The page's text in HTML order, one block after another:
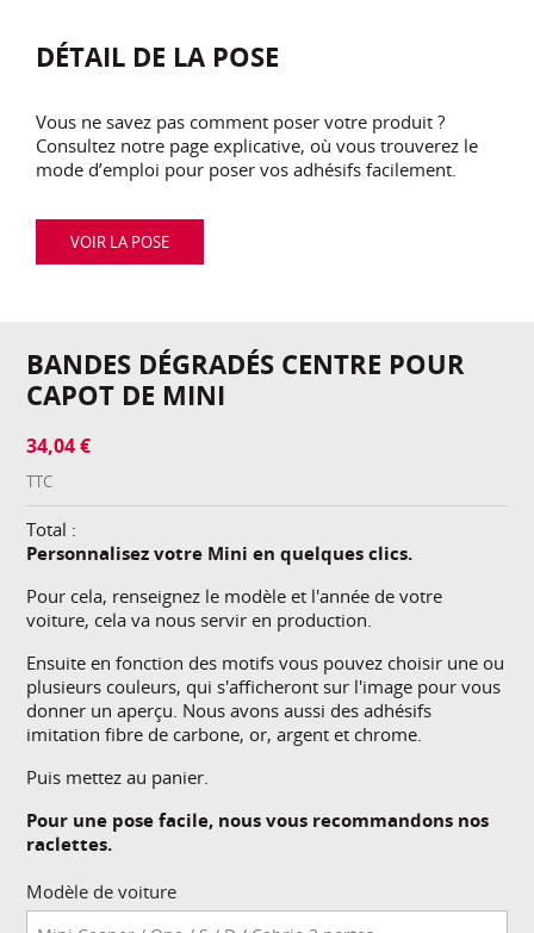
DÉTAIL DE LA POSE
Vous ne savez pas comment poser votre produit ?
Consultez notre page explicative, où vous trouverez le
mode d’emploi pour poser vos adhésifs facilement.
VOIR LA POSE
BANDES DÉGRADÉS CENTRE POUR
CAPOT DE MINI
34,04 €
TTC
Total :
Personnalisez votre Mini en quelques clics.
Pour cela, renseignez le modèle et l'année de votre
voiture, cela va nous servir en production.
Ensuite en fonction des motifs vous pouvez choisir une ou
plusieurs couleurs, qui s'afficheront sur l'image pour vous
donner un aperçu. Nous avons aussi des adhésifs
imitation fibre de carbone, or, argent et chrome.
Puis mettez au panier.
Pour une pose facile, nous vous recommandons nos
raclettes.
Modèle de voiture